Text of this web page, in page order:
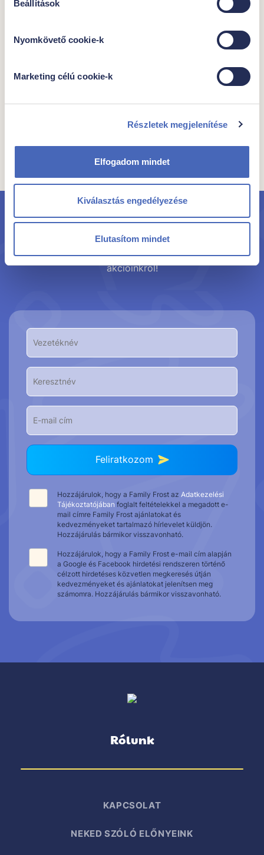
Beállítások
Nyomkövető cookie-k
Marketing célú cookie-k
Részletek megjelenítése
Elfogadom mindet
Kiválasztás engedélyezése
Elutasítom mindet
Iratkozz fel hírlevelünkre
hogy elsőként értesülhess új termékeinkről és
akcióinkról!
Feliratkozom
Hozzájárulok, hogy a Family Frost az Adatkezelési
Tájékoztatójában foglalt feltételekkel a megadott e-
mail címre Family Frost ajánlatokat és
kedvezményeket tartalmazó hírlevelet küldjön.
Hozzájárulás bármikor visszavonható.
Hozzájárulok, hogy a Family Frost e-mail cím alapján
a Google és Facebook hirdetési rendszeren történő
célzott hirdetéses közvetlen megkeresés útján
kedvezményeket és ajánlatokat jelenítsen meg
számomra. Hozzájárulás bármikor visszavonható.
Rólunk
KAPCSOLAT
NEKED SZÓLÓ ELŐNYEINK